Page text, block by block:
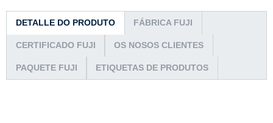
DETALLE DO PRODUTO FÁBRICA FUJI
CERTIFICADO FUJI OS NOSOS CLIENTES
PAQUETE FUJI ETIQUETAS DE PRODUTOS